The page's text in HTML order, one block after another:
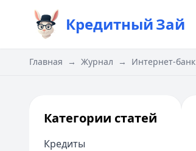
КредитныйЗай
Главная → Журнал → Интернет-банк
Категории статей
Кредиты